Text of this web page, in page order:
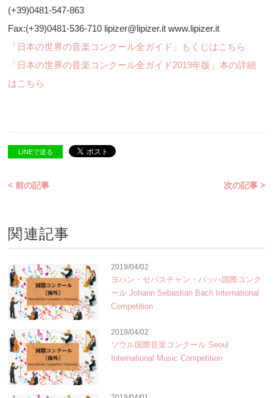
(+39)0481-547-863
Fax:(+39)0481-536-710 lipizer@lipizer.it www.lipizer.it
「日本の世界の音楽コンクール全ガイド」もくじはこちら
「日本の世界の音楽コンクール全ガイド2019年版」本の詳細
はこちら
LINEで送る
< 前の記事 次の記事 >
関連記事
2019/04/02
ヨハン・セバスチャン・バッハ国際コンク
ール Johann Sebastian Bach International
Competition
2019/04/02
ソウル国際音楽コンクール Seoul
International Music Competition